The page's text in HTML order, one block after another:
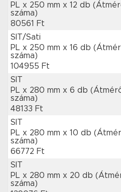
PL x 250 mm x 12 db
száma)
80561 Ft
SIT/Sati
PL x 250 mm x 16 db
száma)
104955 Ft
SIT
PL x 280 mm x 6 db
száma)
48133 Ft
SIT
PL x 280 mm x 10 db
száma)
66772 Ft
SIT
PL x 280 mm x 20 db
száma)